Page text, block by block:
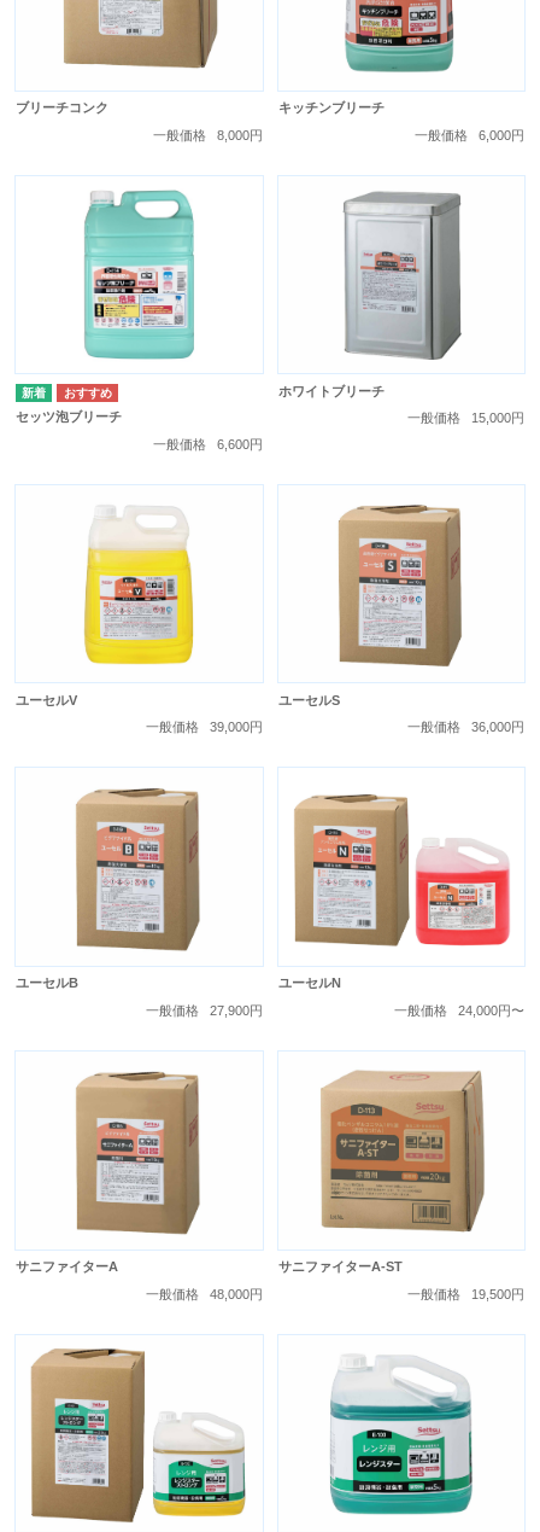
ブリーチコンク
一般価格
8,000円
キッチンブリーチ
一般価格
6,000円
セッツ泡ブリーチ
一般価格
6,600円
ホワイトブリーチ
一般価格
15,000円
ユーセルV
一般価格
39,000円
ユーセルS
一般価格
36,000円
ユーセルB
一般価格
27,900円
ユーセルN
一般価格
24,000円〜
サニファイターA
一般価格
48,000円
サニファイターA-ST
一般価格
19,500円